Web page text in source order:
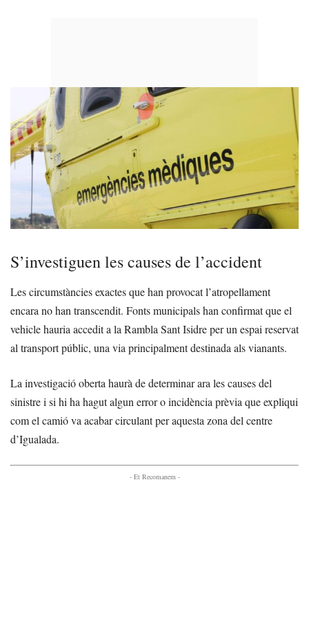
S’investiguen les causes de l’accident
Les circumstàncies exactes que han provocat l’atropellament
encara no han transcendit. Fonts municipals han confirmat que el
vehicle hauria accedit a la Rambla Sant Isidre per un espai reservat
al transport públic, una via principalment destinada als vianants.
La investigació oberta haurà de determinar ara les causes del
sinistre i si hi ha hagut algun error o incidència prèvia que expliqui
com el camió va acabar circulant per aquesta zona del centre
d’Igualada.
- Et Recomanem -